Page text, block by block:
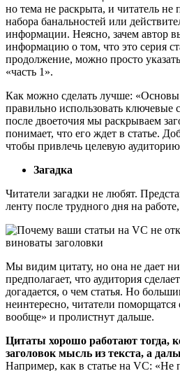
но тема не раскрыта, и читатель не
набора банальностей или
информации. Неясно, зачем автор
информацию о том, что это серия
продолжение, можно просто
«часть 1».
Как можно сделать лучше:
правильно использовать ключевые
после двоеточия мы раскрываем
понимает, что его ждет в статье.
чтобы привлечь целевую
Загадка
Читатели загадки не любят.
ленту после трудного дня на
Мы видим цитату, но она не дает
предполагает, что аудитория
догадается, о чем статья. Но
неинтересно, читатели
вообще» и пролистнут дальше.
Цитаты хорошо работают тогда,
заголовок мысль из текста, а
Например, как в статье на VC: «Не